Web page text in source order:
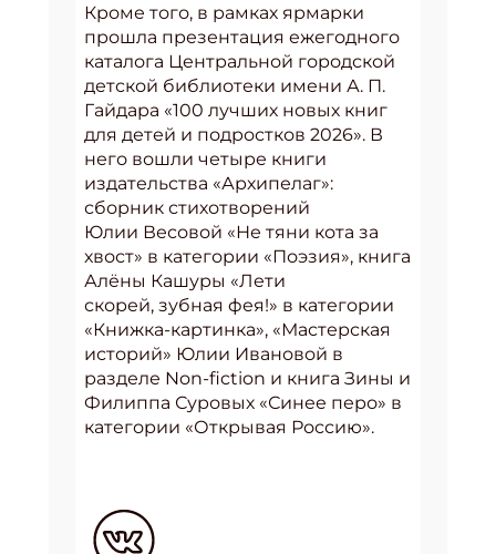
Кроме того, в рамках ярмарки
прошла презентация ежегодного
каталога Центральной городской
детской библиотеки имени А. П.
Гайдара «100 лучших новых книг
для детей и подростков 2026». В
него вошли четыре книги
издательства «Архипелаг»:
сборник стихотворений
Юлии Весовой «Не тяни кота за
хвост» в категории «Поэзия», книга
Алёны Кашуры «Лети
скорей, зубная фея!» в категории
«Книжка-картинка», «Мастерская
историй» Юлии Ивановой в
разделе Non-fiction и книга Зины и
Филиппа Суровых «Синее перо» в
категории «Открывая Россию».